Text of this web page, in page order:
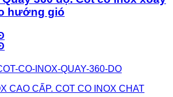
hướng gió
CO-INOX-QUAY-360-DO